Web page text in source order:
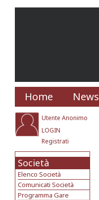
Home News
Utente Anonimo
LOGIN
Registrati
Società
Elenco Società
Comunicati Società
Programma Gare